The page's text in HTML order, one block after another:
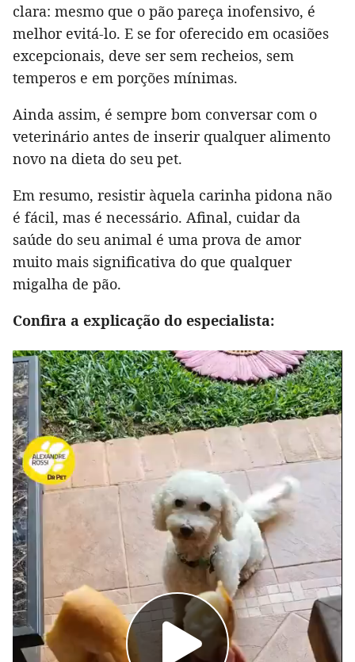
clara: mesmo que o pão pareça inofensivo, é
melhor evitá-lo. E se for oferecido em ocasiões
excepcionais, deve ser sem recheios, sem
temperos e em porções mínimas.
Ainda assim, é sempre bom conversar com o
veterinário antes de inserir qualquer alimento
novo na dieta do seu pet.
Em resumo, resistir àquela carinha pidona não
é fácil, mas é necessário. Afinal, cuidar da
saúde do seu animal é uma prova de amor
muito mais significativa do que qualquer
migalha de pão.
Confira a explicação do especialista: